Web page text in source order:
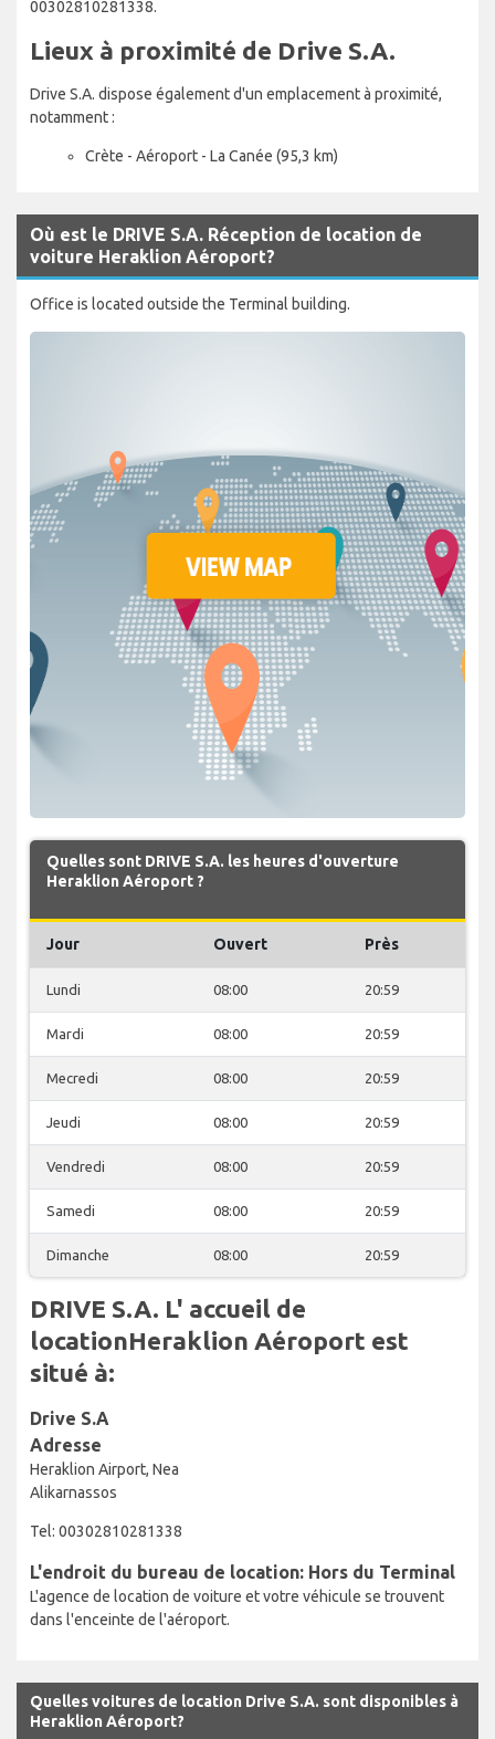
00302810281338.
Lieux à proximité de Drive S.A.
Drive S.A. dispose également d'un emplacement à proximité,
notamment :
Crète - Aéroport - La Canée (95,3 km)
Où est le DRIVE S.A. Réception de location de
voiture Heraklion Aéroport?
Office is located outside the Terminal building.
Quelles sont DRIVE S.A. les heures d'ouverture
Heraklion Aéroport ?
Jour Ouvert Près
Lundi 08:00 20:59
Mardi 08:00 20:59
Mecredi 08:00 20:59
Jeudi 08:00 20:59
Vendredi 08:00 20:59
Samedi 08:00 20:59
Dimanche 08:00 20:59
DRIVE S.A. L' accueil de
locationHeraklion Aéroport est
situé à:
Drive S.A
Adresse
Heraklion Airport, Nea
Alikarnassos
Tel: 00302810281338
L'endroit du bureau de location: Hors du Terminal
L'agence de location de voiture et votre véhicule se trouvent
dans l'enceinte de l'aéroport.
Quelles voitures de location Drive S.A. sont disponibles à
Heraklion Aéroport?